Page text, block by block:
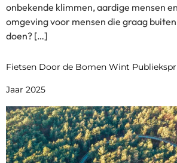
onbekende klimmen, aardige mensen
omgeving voor mensen die graag
doen? […]
Fietsen Door de Bomen Wint
Jaar 2025